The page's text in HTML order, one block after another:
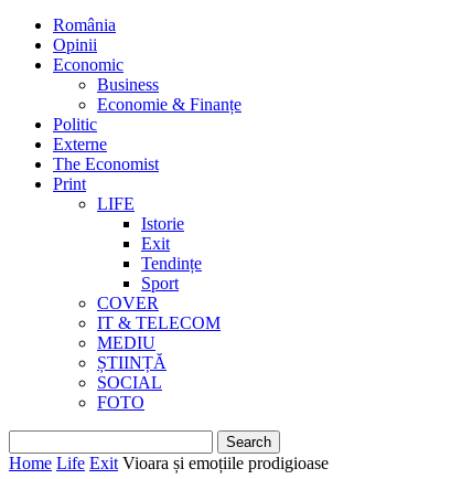
România
Opinii
Economic
Business
Economie & Finanțe
Politic
Externe
The Economist
Print
LIFE
Istorie
Exit
Tendințe
Sport
COVER
IT & TELECOM
MEDIU
ȘTIINȚĂ
SOCIAL
FOTO
Home Life Exit Vioara și emoțiile prodigioase